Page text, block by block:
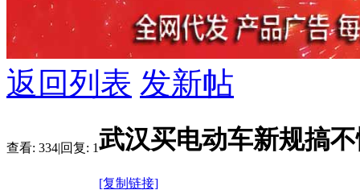
返回列表 发新帖
查看: 334|回复: 1武汉买电动车新规搞
[复制链接]